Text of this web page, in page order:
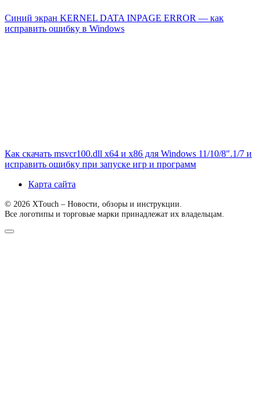
Синий экран KERNEL DATA INPAGE ERROR — как
исправить ошибку в Windows
Как скачать msvcr100.dll x64 и x86 для Windows 11/10/8″.1/7 и
исправить ошибку при запуске игр и программ
Карта сайта
© 2026 XTouch – Новости, обзоры и инструкции.
Все логотипы и торговые марки принадлежат их владельцам.